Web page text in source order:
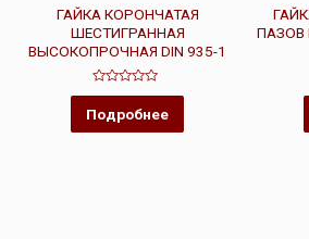
ГАЙКА КОРОНЧАТАЯ
ШЕСТИГРАННАЯ
ВЫСОКОПРОЧНАЯ DIN 935-1
Оценка
из
5
Подробнее
ПАЗОВ